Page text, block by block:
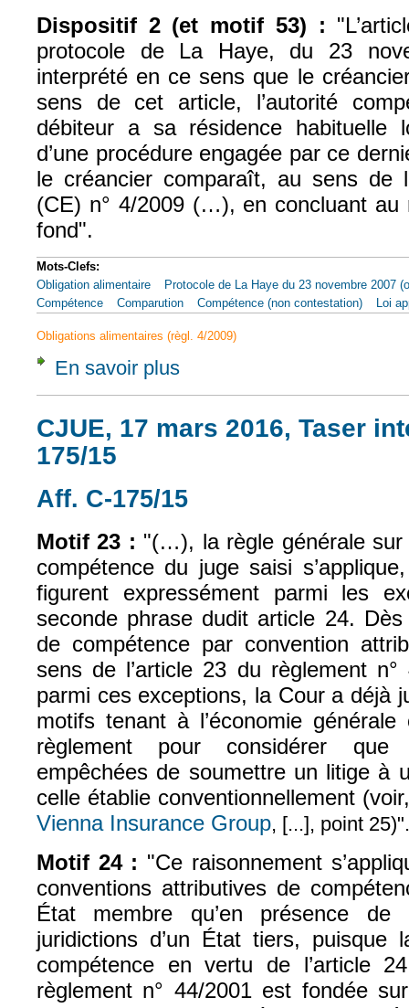
Dispositif 2 (et motif 53) :
protocole de La Haye, du 23
interprété en ce sens que le
sens de cet article, l’autorité
débiteur a sa résidence habituelle
d’une procédure engagée par ce
le créancier comparaît, au sens de
(CE) n° 4/2009 (…), en concluant au
fond".
Mots-Clefs:
Obligation alimentaire
Protocole de La Haye du 23 novembre 2007
Compétence
Comparution Compétence (non contestation) Loi
Obligations alimentaires (règl. 4/2009)
En savoir plus
CJUE, 17 mars 2016, Taser
175/15
Aff. C-175/15
Motif 23 : "(…), la règle générale sur
compétence du juge saisi
figurent expressément parmi les
seconde phrase dudit article 24.
de compétence par convention
sens de l’article 23 du règlement
parmi ces exceptions, la Cour a déjà
motifs tenant à l’économie
règlement pour considérer
empêchées de soumettre un litige à
celle établie conventionnellement
Vienna Insurance Group, [...], point 25)".
Motif 24 : "Ce raisonnement
conventions attributives de
État membre qu’en présence
juridictions d’un État tiers, puisque
compétence en vertu de l’article
règlement n° 44/2001 est fondée